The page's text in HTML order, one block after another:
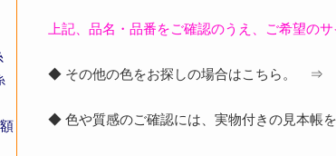
上記、品名・品番をご確認のうえ、ご希望のサ
◆ その他の色をお探しの場合はこちら。 ⇒
◆ 色や質感のご確認には、実物付きの見本